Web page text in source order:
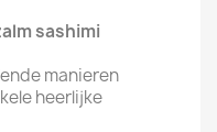
sashimi
manieren
heerlijke